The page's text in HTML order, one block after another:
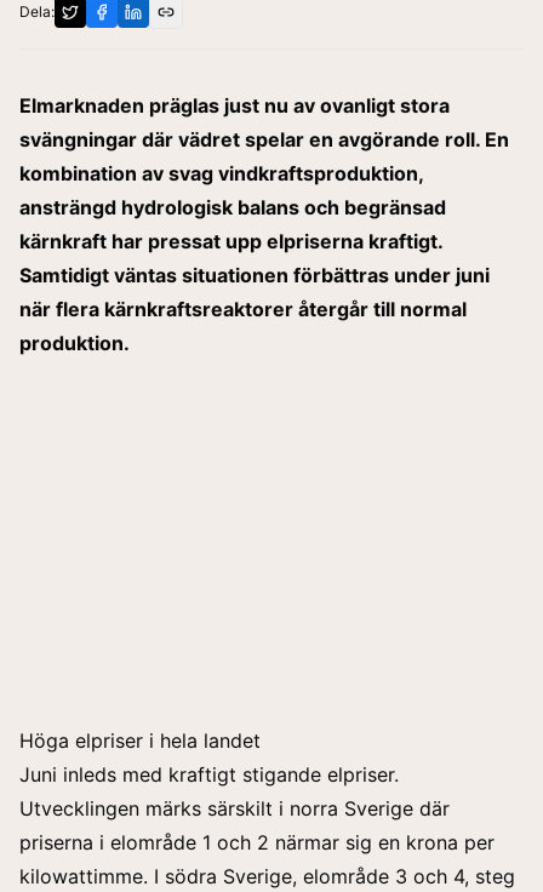
Dela:
Elmarknaden präglas just nu av ovanligt stora
svängningar där vädret spelar en avgörande roll. En
kombination av svag vindkraftsproduktion,
ansträngd hydrologisk balans och begränsad
kärnkraft har pressat upp elpriserna kraftigt.
Samtidigt väntas situationen förbättras under juni
när flera kärnkraftsreaktorer återgår till normal
produktion.
Höga elpriser i hela landet
Juni inleds med kraftigt stigande elpriser.
Utvecklingen märks särskilt i norra Sverige där
priserna i elområde 1 och 2 närmar sig en krona per
kilowattimme. I södra Sverige, elområde 3 och 4, steg